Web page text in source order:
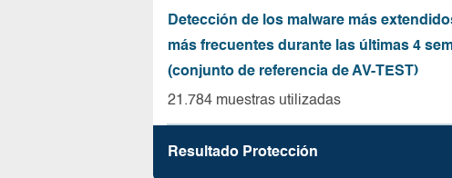
Detección de los malware más
más frecuentes durante las últimas 4
(conjunto de referencia de AV-TEST)
21.784 muestras utilizadas
Resultado Protección